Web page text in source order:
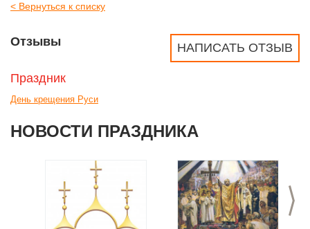
< Вернуться к списку
НАПИСАТЬ ОТЗЫВ
Отзывы
Праздник
День крещения Руси
НОВОСТИ ПРАЗДНИКА
>